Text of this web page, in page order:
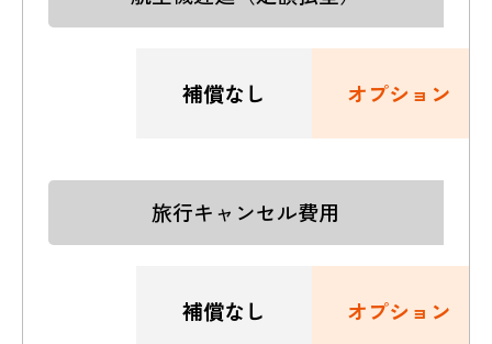
補償なし オプション
旅行キャンセル費用
補償なし オプション